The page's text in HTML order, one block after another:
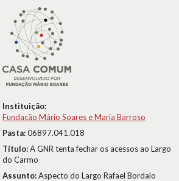
Instituição:
Fundação Mário Soares e Maria Barroso
Pasta:06897.041.018
Título:A GNR tenta fechar os acessos ao Largo
do Carmo
Assunto:Aspecto do Largo Rafael Bordalo